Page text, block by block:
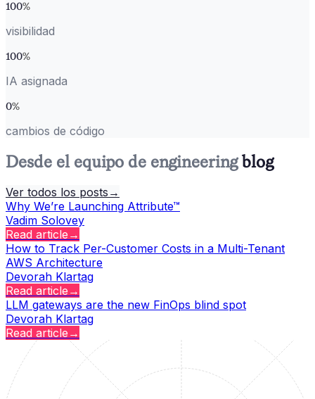
100%
visibilidad
100%
IA asignada
0%
cambios de código
Desde el equipo de engineering blog
Ver todos los posts →
Why We’re Launching Attribute™
Vadim Solovey
Read article →
How to Track Per-Customer Costs in a Multi-Tenant
AWS Architecture
Devorah Klartag
Read article →
LLM gateways are the new FinOps blind spot
Devorah Klartag
Read article →